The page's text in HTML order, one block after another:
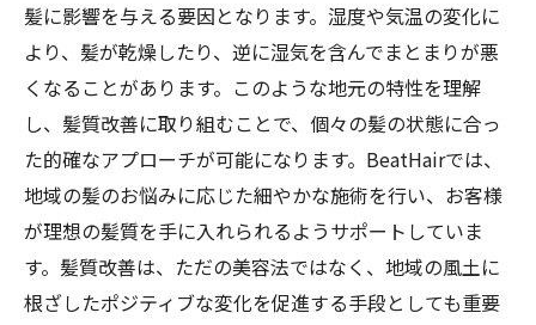
未来志向のケア技術で叶える理想の髪
島根町加賀で体感する髪質改善の素晴らしさ
島根町加賀での髪質改善体験談
髪質改善がもたらす心身のリフレッシュ
地元の方々が語る髪質改善の効果
髪質改善で得る自信と喜び
訪れる価値のある髪質改善サロン
島根町加賀の自然と共鳴する髪質改善
髪に影響を与える要因となります。湿度や気温の変化に
より、髪が乾燥したり、逆に湿気を含んでまとまりが悪
くなることがあります。このような地元の特性を理解
し、髪質改善に取り組むことで、個々の髪の状態に合っ
た的確なアプローチが可能になります。BeatHairでは、
地域の髪のお悩みに応じた細やかな施術を行い、お客様
が理想の髪質を手に入れられるようサポートしていま
す。髪質改善は、ただの美容法ではなく、地域の風土に
根ざしたポジティブな変化を促進する手段としても重要